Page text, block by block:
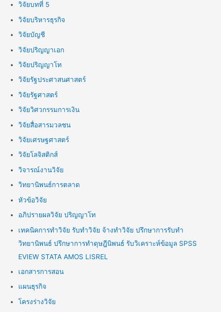
วิจัยบทที่ 5
วิจัยบริหารธุรกิจ
วิจัยบัญชี
วิจัยปริญญาเอก
วิจัยปริญญาโท
วิจัยรัฐประศาสนศาสตร์
วิจัยรัฐศาสตร์
วิจัยวิศวกรรมการเงิน
วิจัยสื่อสารมวลชน
วิจัยเศรษฐศาสตร์
วิจัยโลจิสติกส์
วิจารณ์งานวิจัย
วิทยานิพนธ์การตลาด
หัวข้อวิจัย
อภิปรายผลวิจัย ปริญญาโท
เทคนิคการทำวิจัย รับทำวิจัย จ้างทำวิจัย ปรึกษาการรับทำ
วิทยานิพนธ์ ปรึกษาการทำดุษฎีนิพนธ์ รับวิเคราะห์ข้อมูล SPSS
EVIEW STATA AMOS LISREL
เอกสารการสอน
แผนธุรกิจ
โครงร่างวิจัย